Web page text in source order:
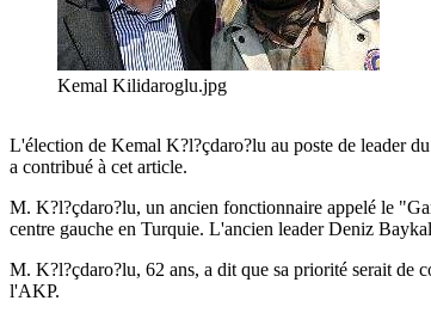
Kemal Kilidaroglu.jpg
L'élection de Kemal K?l?çdaro?lu au poste de leader
a contribué à cet article.
M. K?l?çdaro?lu, un ancien fonctionnaire appelé le
centre gauche en Turquie. L'ancien leader Deniz
M. K?l?çdaro?lu, 62 ans, a dit que sa priorité serait de
l'AKP.